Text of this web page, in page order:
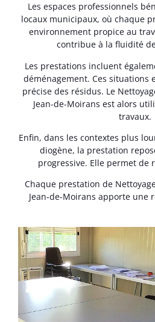
Les espaces professionnels
locaux municipaux, où chaque
environnement propice au
contribue à la fluidité
Les prestations incluent
déménagement. Ces situations
précise des résidus. Le
Jean-de-Moirans est alors
travaux.
Enfin, dans les contextes plus
diogène, la prestation
progressive. Elle permet de
Chaque prestation de
Jean-de-Moirans apporte une